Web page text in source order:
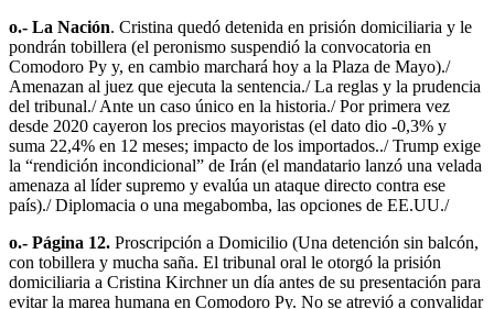
o.- La Nación. Cristina quedó detenida en prisión domiciliaria y le
pondrán tobillera (el peronismo suspendió la convocatoria en
Comodoro Py y, en cambio marchará hoy a la Plaza de Mayo)./
Amenazan al juez que ejecuta la sentencia./ La reglas y la prudencia
del tribunal./ Ante un caso único en la historia./ Por primera vez
desde 2020 cayeron los precios mayoristas (el dato dio -0,3% y
suma 22,4% en 12 meses; impacto de los importados../ Trump exige
la “rendición incondicional” de Irán (el mandatario lanzó una velada
amenaza al líder supremo y evalúa un ataque directo contra ese
país)./ Diplomacia o una megabomba, las opciones de EE.UU./
o.- Página 12. Proscripción a Domicilio (Una detención sin balcón,
con tobillera y mucha saña. El tribunal oral le otorgó la prisión
domiciliaria a Cristina Kirchner un día antes de su presentación para
evitar la marea humana en Comodoro Py. No se atrevió a convalidar